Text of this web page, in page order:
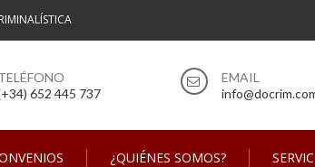
652 445 737
¿QUIÉNES SOMOS?